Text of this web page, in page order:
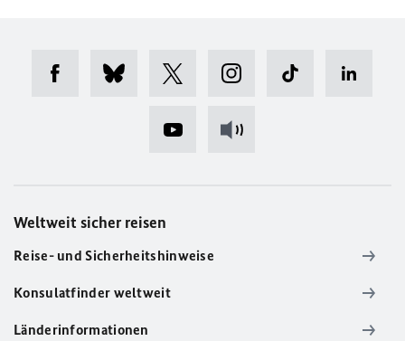
Weltweit sicher reisen
Reise- und Sicherheitshinweise
Konsulatfinder weltweit
Länderinformationen